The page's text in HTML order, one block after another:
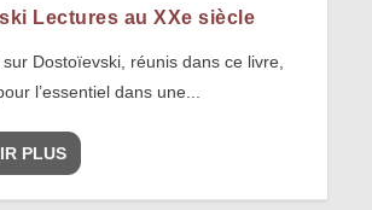
Lectures au XXe siècle
Dostoïevski, réunis dans ce livre,
l’essentiel dans une...
PLUS